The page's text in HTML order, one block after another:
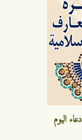
دعاء اليوم